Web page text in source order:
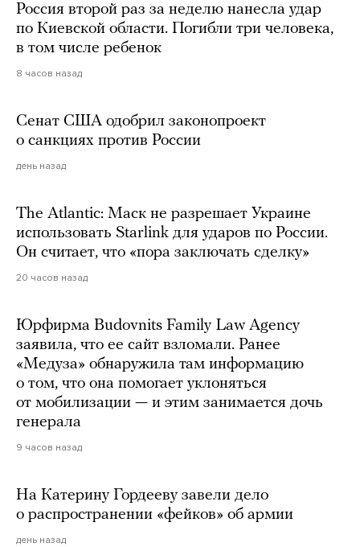
Россия второй раз за неделю нанесла удар
по Киевской области. Погибли три человека,
в том числе ребенок
8 часов назад
Сенат США одобрил законопроект
о санкциях против России
день назад
The Atlantic: Маск не разрешает Украине
использовать Starlink для ударов по России.
Он считает, что «пора заключать сделку»
20 часов назад
Юрфирма Budovnits Family Law Agency
заявила, что ее сайт взломали. Ранее
«Медуза» обнаружила там информацию
о том, что она помогает уклоняться
от мобилизации — и этим занимается дочь
генерала
9 часов назад
На Катерину Гордееву завели дело
о распространении «фейков» об армии
день назад